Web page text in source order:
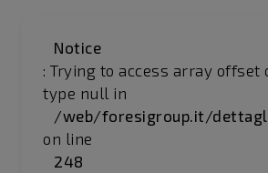
Notice
: Trying to access array offset
type null in
/web/foresigroup.it/
on line
248